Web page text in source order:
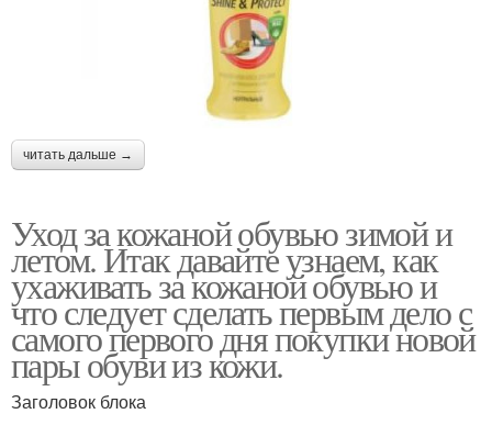
читать дальше →
Уход за кожаной обувью зимой и
летом. Итак давайте узнаем, как
ухаживать за кожаной обувью и
что следует сделать первым дело с
самого первого дня покупки новой
пары обуви из кожи.
Заголовок блока